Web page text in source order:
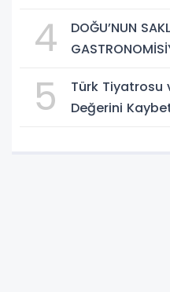
4
DOĞU’NUN
BULUŞMA
5
Türk Tiyatrosu
Değerini